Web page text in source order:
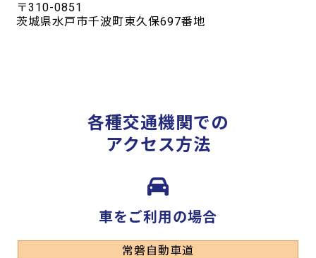
〒310-0851
茨城県水戸市千波町東久保697番地
各種交通機関での
アクセス方法
車をご利用の場合
常磐自動車道